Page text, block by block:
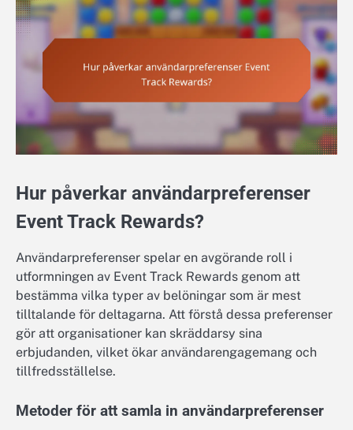
Hur påverkar användarpreferenser
Event Track Rewards?
Användarpreferenser spelar en avgörande roll i
utformningen av Event Track Rewards genom att
bestämma vilka typer av belöningar som är mest
tilltalande för deltagarna. Att förstå dessa preferenser
gör att organisationer kan skräddarsy sina
erbjudanden, vilket ökar användarengagemang och
tillfredsställelse.
Metoder för att samla in användarpreferenser